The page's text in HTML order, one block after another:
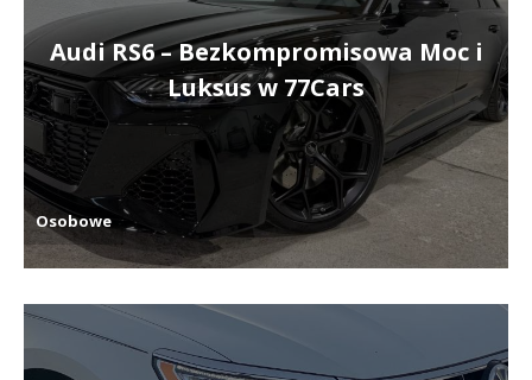
Audi RS6 – Bezkompromisowa Moc i
Luksus w 77Cars
Osobowe